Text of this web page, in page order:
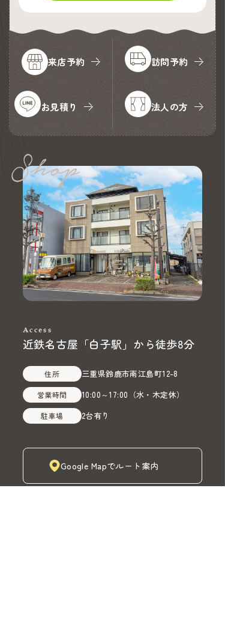
来店予約 訪問予約
お見積り 法人の方
Access
近鉄名古屋「白子駅」から徒歩8分
住所 三重県鈴鹿市南江島町12-8
営業時間 10:00～17:00 （水・木定休）
駐車場 2台有り
Google Mapでルート案内